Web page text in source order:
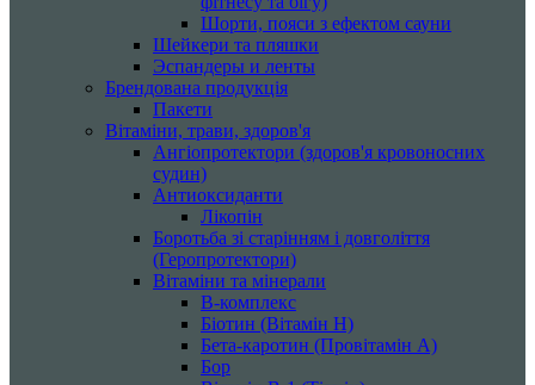
Шорти, пояси з ефектом сауни
Шейкери та пляшки
Эспандеры и ленты
Брендована продукція
Пакети
Вітаміни, трави, здоров'я
Ангіопротектори (здоров'я кровоносних
судин)
Антиоксиданти
Лікопін
Боротьба зі старінням і довголіття
(Геропротектори)
Вітаміни та мінерали
B-комплекс
Біотин (Вітамін H)
Бета-каротин (Провітамін А)
Бор